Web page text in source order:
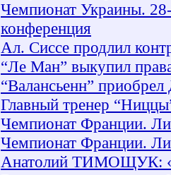
Чемпионат Украины.
конференция
Ал. Сиссе продлил
“Ле Ман” выкупил
“Валансьенн”
Главный тренер
Чемпионат Франции.
Чемпионат Франции.
Анатолий ТИМОЩУК: